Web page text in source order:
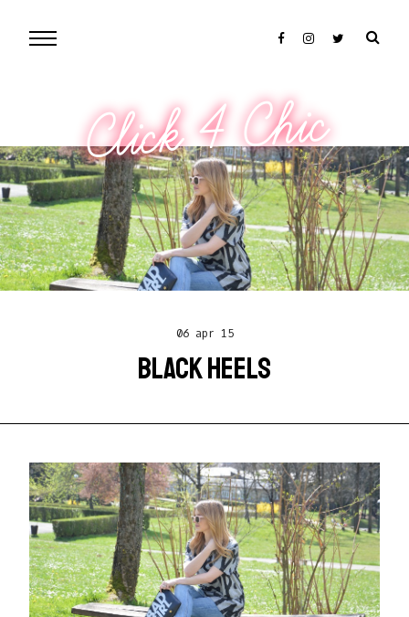
Click 4 Chic
06 apr 15
BLACK HEELS